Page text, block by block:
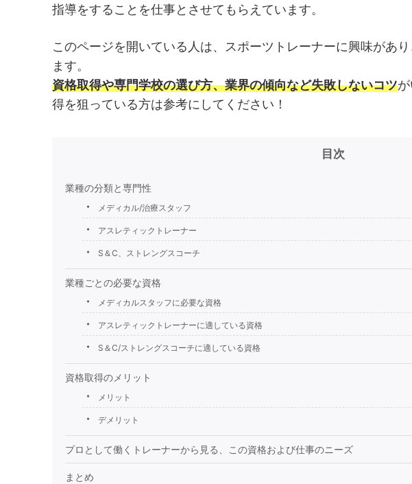
指導をすることを仕事とさせてもらえています。
このページを開いている人は、スポーツトレーナーに興味があ
ます。
資格取得や専門学校の選び方、業界の傾向など失敗しないコツ
得を狙っている方は参考にしてください！
目次
業種の分類と専門性
メディカル/治療スタッフ
アスレティックトレーナー
S＆C、ストレングスコーチ
業種ごとの必要な資格
メディカルスタッフに必要な資格
アスレティックトレーナーに適している資格
S＆C/ストレングスコーチに適している資格
資格取得のメリット
メリット
デメリット
プロとして働くトレーナーから見る、この資格および仕事のニーズ
まとめ